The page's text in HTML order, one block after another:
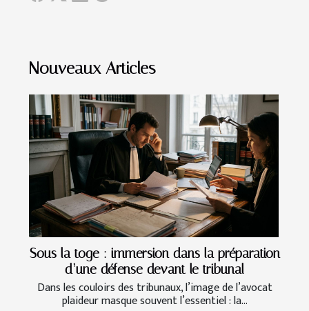
Nouveaux Articles
Sous la toge : immersion dans la préparation
d’une défense devant le tribunal
Dans les couloirs des tribunaux, l’image de l’avocat
plaideur masque souvent l’essentiel : la...